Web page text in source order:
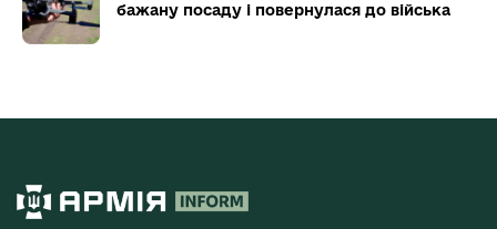
бажану посаду і повернулася до війська